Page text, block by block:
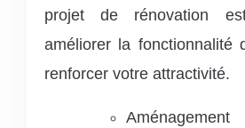
projet de rénovation
améliorer la fonctionnalité
renforcer votre attractivité.